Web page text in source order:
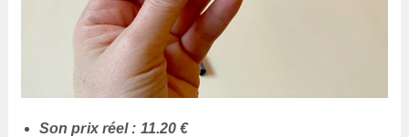
Son prix réel : 11.20 €